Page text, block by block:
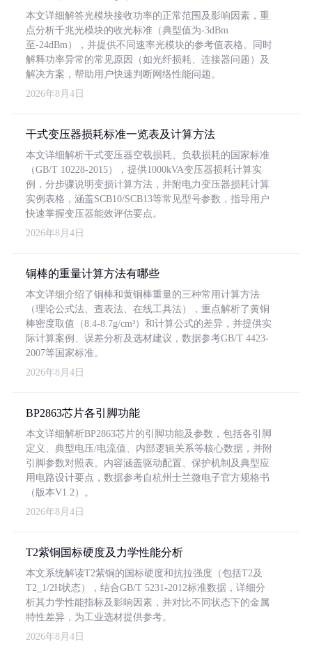
本文详细解答光模块接收功率的正常范围及影响因素，重
点分析千兆光模块的收光标准（典型值为-3dBm
至-24dBm），并提供不同速率光模块的参考值表格。同时
解释功率异常的常见原因（如光纤损耗、连接器问题）及
解决方案，帮助用户快速判断网络性能问题。
2026年8月4日
干式变压器损耗标准一览表及计算方法
本文详细解析干式变压器空载损耗、负载损耗的国家标准
（GB/T 10228-2015），提供1000kVA变压器损耗计算实
例，分步骤说明变损计算方法，并附电力变压器损耗计算
实例表格，涵盖SCB10/SCB13等常见型号参数，指导用户
快速掌握变压器能效评估要点。
2026年8月4日
铜棒的重量计算方法有哪些
本文详细介绍了铜棒和黄铜棒重量的三种常用计算方法
（理论公式法、查表法、在线工具法），重点解析了黄铜
棒密度取值（8.4-8.7g/cm³）和计算公式的差异，并提供实
际计算案例、误差分析及选材建议，数据参考GB/T 4423-
2007等国家标准。
2026年8月4日
BP2863芯片各引脚功能
本文详细解析BP2863芯片的引脚功能及参数，包括各引脚
定义、典型电压/电流值、内部逻辑关系等核心数据，并附
引脚参数对照表。内容涵盖驱动配置、保护机制及典型应
用电路设计要点，数据参考自杭州士兰微电子官方规格书
（版本V1.2）。
2026年8月4日
T2紫铜国标硬度及力学性能分析
本文系统解读T2紫铜的国标硬度和抗拉强度（包括T2及
T2_1/2H状态），结合GB/T 5231-2012标准数据，详细分
析其力学性能指标及影响因素，并对比不同状态下的金属
特性差异，为工业选材提供参考。
2026年8月4日